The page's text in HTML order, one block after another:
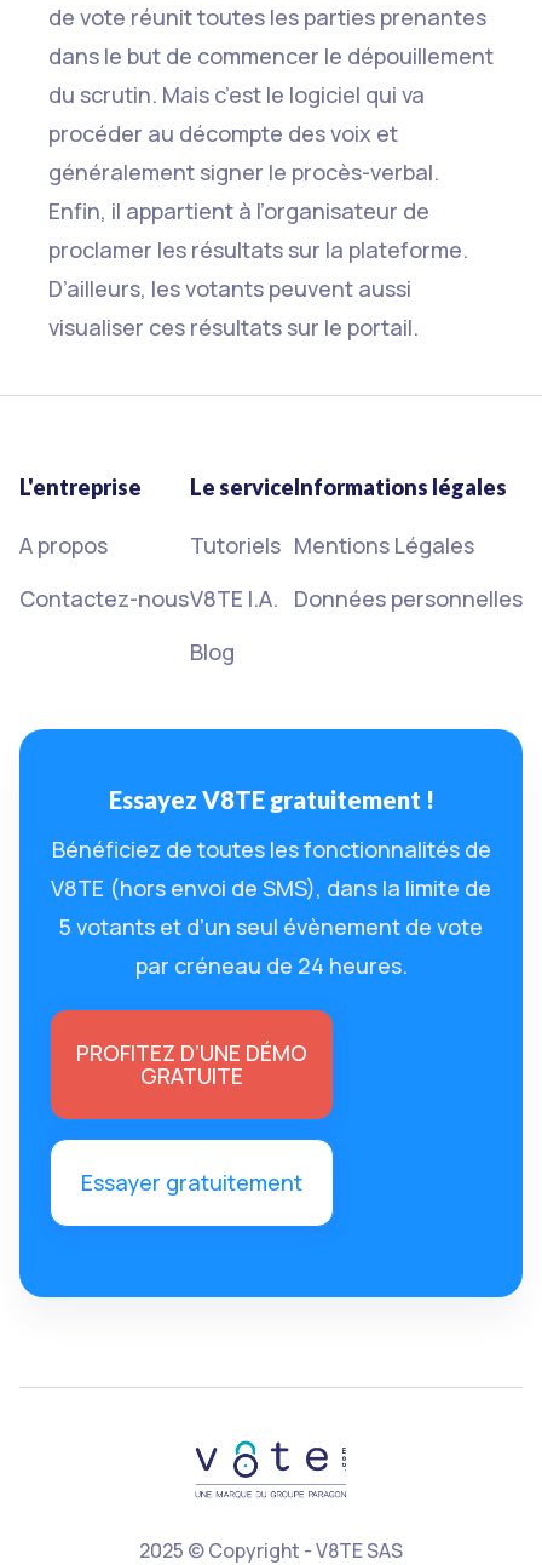
de vote réunit toutes les parties prenantes
dans le but de commencer le dépouillement
du scrutin. Mais c’est le logiciel qui va
procéder au décompte des voix et
généralement signer le procès-verbal.
Enfin, il appartient à l’organisateur de
proclamer les résultats sur la plateforme.
D’ailleurs, les votants peuvent aussi
visualiser ces résultats sur le portail.
L'entreprise
A propos
Contactez-nous
Le service
Tutoriels
V8TE I.A.
Blog
Informations légales
Mentions Légales
Données personnelles
Essayez V8TE gratuitement !
Bénéficiez de toutes les fonctionnalités de
V8TE (hors envoi de SMS), dans la limite de
5 votants et d’un seul évènement de vote
par créneau de 24 heures.
PROFITEZ D’UNE DÉMO
GRATUITE
Essayer gratuitement
2025 © Copyright - V8TE SAS